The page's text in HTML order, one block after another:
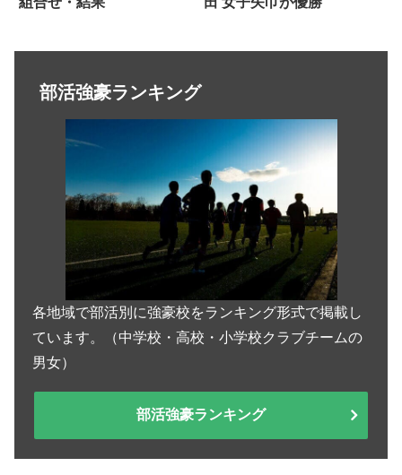
部活強豪ランキング
各地域で部活別に強豪校をランキング形式で掲載し
ています。（中学校・高校・小学校クラブチームの
男女）
部活強豪ランキング